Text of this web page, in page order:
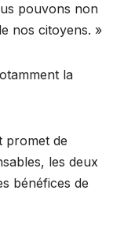
pouvons non
nos citoyens. »
la
promet de
les deux
bénéfices de